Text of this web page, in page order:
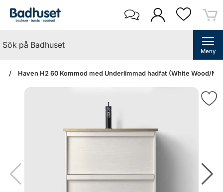
Meny
Haven H2 60 Kommod med Underlimmad hadfat (White Wood/